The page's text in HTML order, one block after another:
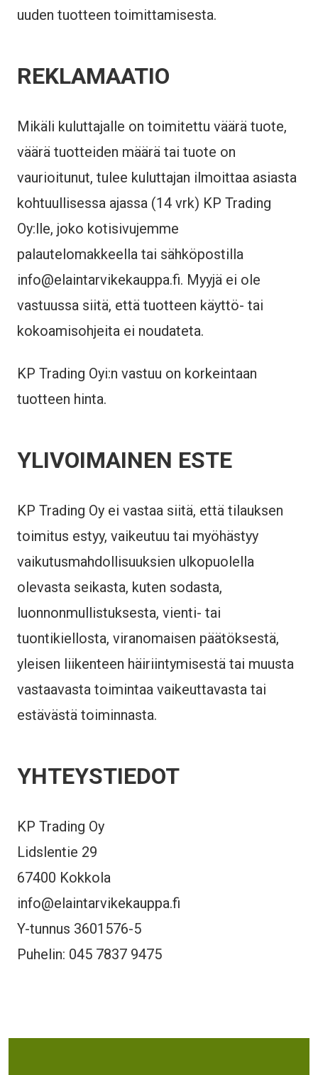
uuden tuotteen toimittamisesta.
REKLAMAATIO
Mikäli kuluttajalle on toimitettu väärä tuote,
väärä tuotteiden määrä tai tuote on
vaurioitunut, tulee kuluttajan ilmoittaa asiasta
kohtuullisessa ajassa (14 vrk) KP Trading
Oy:lle, joko kotisivujemme
palautelomakkeella tai sähköpostilla
info@elaintarvikekauppa.fi. Myyjä ei ole
vastuussa siitä, että tuotteen käyttö- tai
kokoamisohjeita ei noudateta.
KP Trading Oyi:n vastuu on korkeintaan
tuotteen hinta.
YLIVOIMAINEN ESTE
KP Trading Oy ei vastaa siitä, että tilauksen
toimitus estyy, vaikeutuu tai myöhästyy
vaikutusmahdollisuuksien ulkopuolella
olevasta seikasta, kuten sodasta,
luonnonmullistuksesta, vienti- tai
tuontikiellosta, viranomaisen päätöksestä,
yleisen liikenteen häiriintymisestä tai muusta
vastaavasta toimintaa vaikeuttavasta tai
estävästä toiminnasta.
YHTEYSTIEDOT
KP Trading Oy
Lidslentie 29
67400 Kokkola
info@elaintarvikekauppa.fi
Y-tunnus 3601576-5
Puhelin: 045 7837 9475